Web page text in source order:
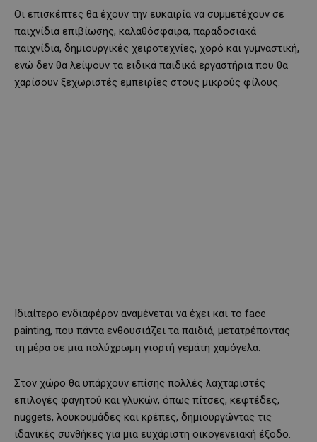
Οι επισκέπτες θα έχουν την ευκαιρία να συμμετέχουν σε
παιχνίδια επιβίωσης, καλαθόσφαιρα, παραδοσιακά
παιχνίδια, δημιουργικές χειροτεχνίες, χορό και γυμναστική,
ενώ δεν θα λείψουν τα ειδικά παιδικά εργαστήρια που θα
χαρίσουν ξεχωριστές εμπειρίες στους μικρούς φίλους.
Ιδιαίτερο ενδιαφέρον αναμένεται να έχει και το face
painting, που πάντα ενθουσιάζει τα παιδιά, μετατρέποντας
τη μέρα σε μια πολύχρωμη γιορτή γεμάτη χαμόγελα.
Στον χώρο θα υπάρχουν επίσης πολλές λαχταριστές
επιλογές φαγητού και γλυκών, όπως πίτσες, κεφτέδες,
nuggets, λουκουμάδες και κρέπες, δημιουργώντας τις
ιδανικές συνθήκες για μια ευχάριστη οικογενειακή έξοδο.